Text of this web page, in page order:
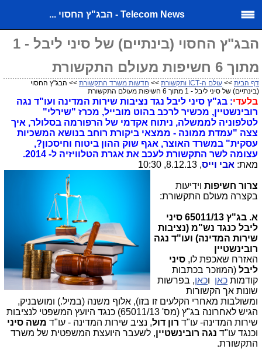
Telecom News - הבג"ץ החסוי ...
הבג"ץ החסוי (בינתיים) של סיני ליבל - 1
מתוך 6 חשיפות מעולם התקשורת
דף הבית >> עולם ה-ICT ותקשורת >> חדשות משרד התקשורת >> הבג"ץ החסוי
(בינתיים) של סיני ליבל - 1 מתוך 6 חשיפות מעולם התקשורת
בלעדי: בג"ץ סיני ליבל נגד נציבות שירות המדינה ועו"ד נגה
רובינשטיין, מכשיר לרכב בהוט מובייל, מכרז "שירלי"
לטלפוניה לממשלה, ניתוח אקדמי של הרפורמה בסלולר, איך
צצה "עמדת ממונה - ממצאי ביקורת רוחב בנושא המשכיות
עסקית" במשרד האוצר, אגף שוק ההון ביטוח וחיסכון?,
עצומה לשר התקשורת לעכב את אגרת הטלוויזיה ל- 2014.
מאת: אבי וייס, 8.12.13, 10:30
צרור חשיפות וידיעות
בקצרה מעולם התקשורת:
א. בג"ץ 65011/13 סיני
ליבל כנגד נש"מ (נציבות
שירות המדינה) ועו"ד נגה
רובינשטיין
האזרח שאכפת לו, סיני
ליבל (המוזכר בכתבות
קודמות כאן וכאן, בפרשות
שונות אך הקשורות
ומשולבות מאחרי הקלעים זו בזו), אלוף משנה (במיל.) ומושבניק,
הגיש לאחרונה בג"ץ (מס' 65011/13) כנגד היועץ המשפטי לנציבות
שירות המדינה- עו"ד רון דול, נציב שירות המדינה - עו"ד משה סיני
וכנגד עו"ד נגה רובינשטיין, לשעבר היועצת המשפטית של משרד
התקשורת.